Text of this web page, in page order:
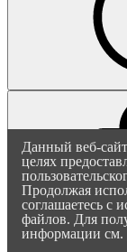
Данный веб-
целях
Продолжая
соглашаетесь с
файлов. Для
информации см.